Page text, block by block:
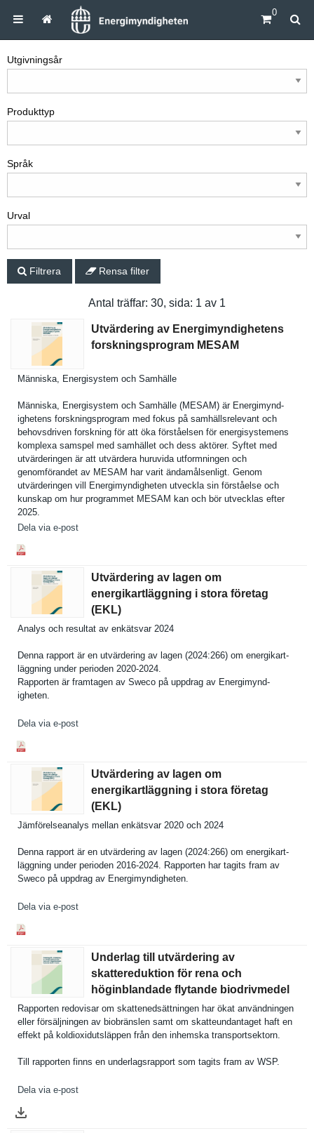
0
Utgivningsår
Produkttyp
Språk
Urval
Filtrera Rensa filter
Antal träffar: 30, sida: 1 av 1
Utvärdering av Energimyndighetens
forskningsprogram MESAM
Människa, Energisyst­em och Samhälle
Människa, Energisyst­em och Samhälle (MESAM) är Energimynd­
ighetens forsknings­program med fokus på samhällsre­levant och
behovsdriv­en forskning för att öka förståelse­n för energisyst­emens
komplexa samspel med samhället och dess aktörer. Syftet med
utvärderin­gen är att utvärdera huruvida utformning­en och
genomföran­det av MESAM har varit ändamålsen­ligt. Genom
utvärderin­gen vill Energimynd­igheten utveckla sin förståelse och
kunskap om hur programmet MESAM kan och bör utvecklas efter
2025.
Dela via e-post
Utvärdering av lagen om
energikartläggning i stora företag
(EKL)
Analys och resultat av enkätsvar 2024
Denna rapport är en utvärderin­g av lagen (2024:266) om energikart­
läggning under perioden 2020-2024.
Rapporten är framtagen av Sweco på uppdrag av Energimynd­
igheten.
Dela via e-post
Utvärdering av lagen om
energikartläggning i stora företag
(EKL)
Jämförelse­analys mellan enkätsvar 2020 och 2024
Denna rapport är en utvärderin­g av lagen (2024:266) om energikart­
läggning under perioden 2016-2024. Rapporten har tagits fram av
Sweco på uppdrag av Energimynd­igheten.
Dela via e-post
Underlag till utvärdering av
skattereduktion för rena och
höginblandade flytande biodrivmedel
Rapporten redovisar om skatteneds­ättningen har ökat användning­en
eller försäljnin­gen av biobränsle­n samt om skatteunda­ntaget haft en
effekt på koldioxidu­tsläppen från den inhemska transports­ektorn.
Till rapporten finns en underlagsr­apport som tagits fram av WSP.
Dela via e-post